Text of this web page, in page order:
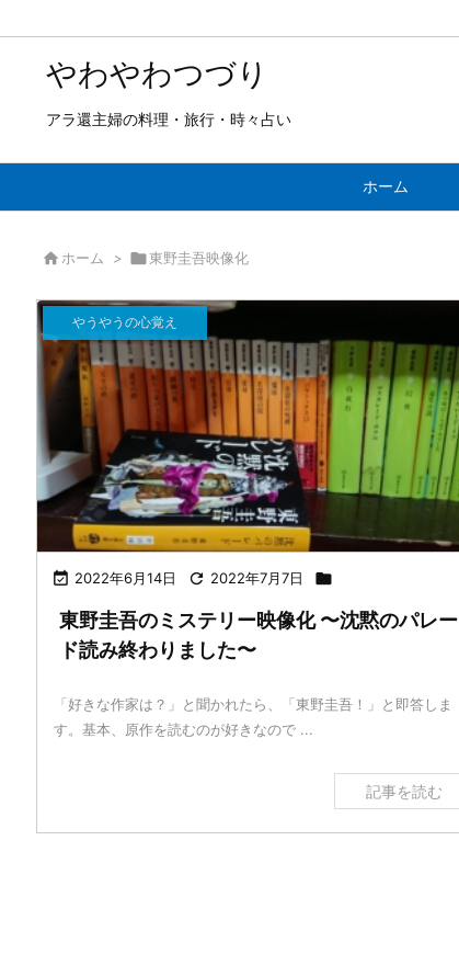
やわやわつづり
アラ還主婦の料理・旅行・時々占い
ホーム
 ホーム > 東野圭吾映像化
 2022年6月14日  2022年7月7日 
やうやうの心覚え
東野圭吾のミステリー映像化 〜沈黙のパレー
ド読み終わりました〜
「好きな作家は？」と聞かれたら、「東野圭吾！」と即答しま
す。基本、原作を読むのが好きなので ...
記事を読む